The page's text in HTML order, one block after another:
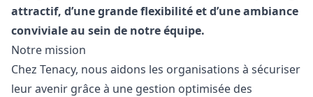
attractif, d’une grande flexibilité et d’une ambiance
conviviale au sein de notre équipe.
Notre mission
Chez Tenacy, nous aidons les organisations à sécuriser
leur avenir grâce à une gestion optimisée des